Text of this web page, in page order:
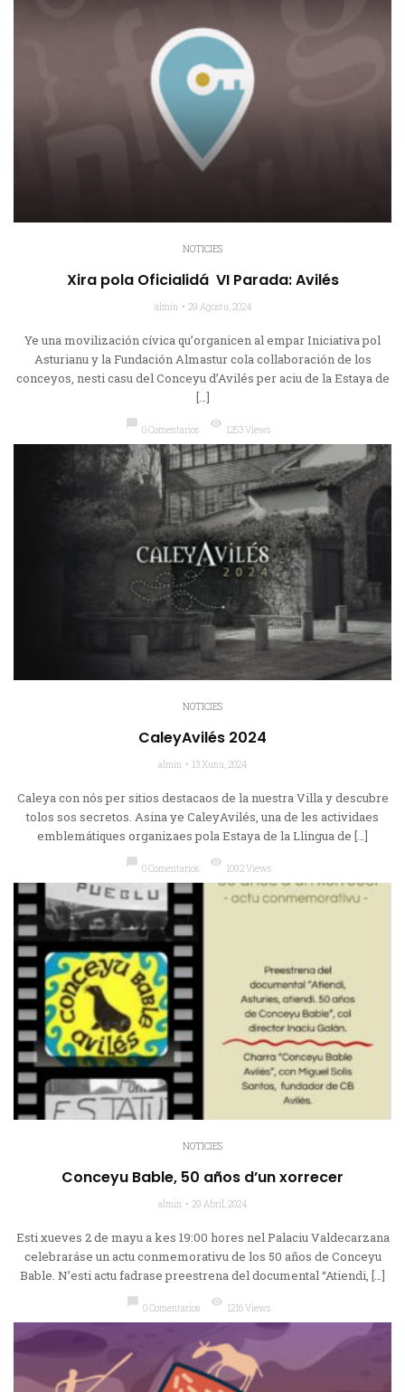
NOTICIES
Xira pola Oficialidá VI Parada: Avilés
almin 29 Agostu, 2024
Ye una movilización cívica qu’organicen al empar Iniciativa pol
Asturianu y la Fundación Almastur cola collaboración de los
conceyos, nesti casu del Conceyu d’Avilés per aciu de la Estaya de
[…]
chat_bubble
0 Comentarios
visibility
1253 Views
NOTICIES
CaleyAvilés 2024
almin 13 Xunu, 2024
Caleya con nós per sitios destacaos de la nuestra Villa y descubre
tolos sos secretos. Asina ye CaleyAvilés, una de les actividaes
emblemátiques organizaes pola Estaya de la Llingua de […]
chat_bubble
0 Comentarios
visibility
1092 Views
NOTICIES
Conceyu Bable, 50 años d’un xorrecer
almin 29 Abril, 2024
Esti xueves 2 de mayu a kes 19:00 hores nel Palaciu Valdecarzana
celebraráse un actu conmemorativu de los 50 años de Conceyu
Bable. N’esti actu fadrase preestrena del documental “Atiendi, […]
0 Comentarios
visibility
1216 Views